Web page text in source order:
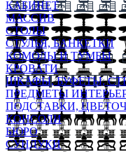
КАБИНЕТ
МАССИВ
СТОЛЫ
СТУЛЬЯ, БАНКЕТКИ
КОМОДЫ И ТУМБЫ
КРОВАТИ
ШКАФЫ, БУФЕТЫ,
ПРЕДМЕТЫ
ПОДСТАВКИ,
КОНСОЛИ
БЮРО
СУНДУКИ